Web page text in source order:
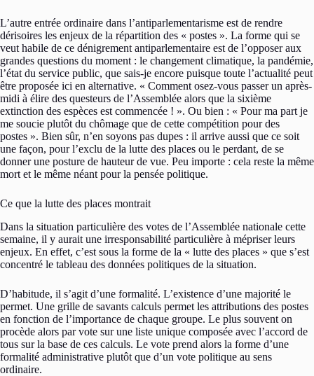
L’autre entrée ordinaire dans l’antiparlementarisme est de rendre
dérisoires les enjeux de la répartition des « postes ». La forme qui se
veut habile de ce dénigrement antiparlementaire est de l’opposer aux
grandes questions du moment : le changement climatique, la pandémie,
l’état du service public, que sais-je encore puisque toute l’actualité peut
être proposée ici en alternative. « Comment osez-vous passer un après-
midi à élire des questeurs de l’Assemblée alors que la sixième
extinction des espèces est commencée ! ». Ou bien : « Pour ma part je
me soucie plutôt du chômage que de cette compétition pour des
postes ». Bien sûr, n’en soyons pas dupes : il arrive aussi que ce soit
une façon, pour l’exclu de la lutte des places ou le perdant, de se
donner une posture de hauteur de vue. Peu importe : cela reste la même
mort et le même néant pour la pensée politique.
Ce que la lutte des places montrait
Dans la situation particulière des votes de l’Assemblée nationale cette
semaine, il y aurait une irresponsabilité particulière à mépriser leurs
enjeux. En effet, c’est sous la forme de la « lutte des places » que s’est
concentré le tableau des données politiques de la situation.
D’habitude, il s’agit d’une formalité. L’existence d’une majorité le
permet. Une grille de savants calculs permet les attributions des postes
en fonction de l’importance de chaque groupe. Le plus souvent on
procède alors par vote sur une liste unique composée avec l’accord de
tous sur la base de ces calculs. Le vote prend alors la forme d’une
formalité administrative plutôt que d’un vote politique au sens
ordinaire.